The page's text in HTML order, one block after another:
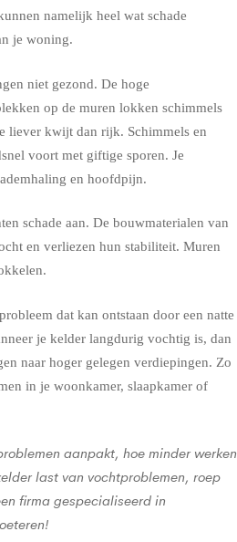
namelijk heel wat schade
je woning.
niet gezond. De hoge
op de muren lokken schimmels
liever kwijt dan rijk. Schimmels en
voort met giftige sporen. Je
en hoofdpijn.
schade aan. De bouwmaterialen van
en verliezen hun stabiliteit. Muren
dat kan ontstaan door een natte
je kelder langdurig vochtig is, dan
naar hoger gelegen verdiepingen. Zo
in je woonkamer, slaapkamer of
aanpakt, hoe minder werken
last van vochtproblemen, roep
firma gespecialiseerd in